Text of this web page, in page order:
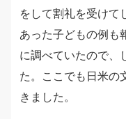
をして割礼を受けて
あった子どもの例も
に調べていたので、
た。ここでも日米の
きました。